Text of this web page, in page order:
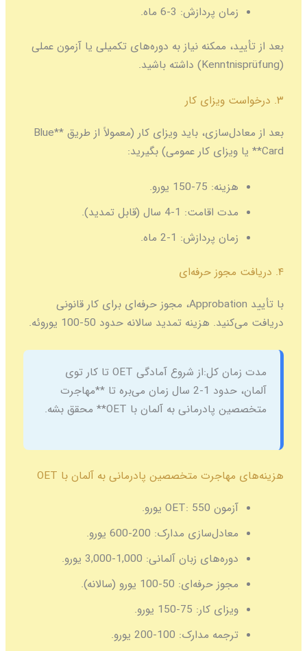
زمان پردازش:
بعد از تأیید، ممکنه نیاز به دوره‌های تکمیلی یا آزمون عملی
(Kenntnisprüfung) داشته باشید.
۳. درخواست ویزای کار
بعد از معادل‌سازی، باید ویزای کار (معمولاً از طریق **Blue
Card** یا ویزای کار عمومی) بگیرید:
هزینه:
مدت اقامت:
زمان پردازش:
۴. دریافت مجوز حرفه‌ای
با تأیید Approbation، مجوز حرفه‌ای برای کار قانونی
دریافت می‌کنید. هزینه تمدید سالانه حدود 50-100 یوروئه.
مدت زمان کل:
از شروع آمادگی OET تا کار توی
آلمان، حدود 1-2 سال زمان می‌بره تا **مهاجرت
متخصصین پادرمانی به آلمان با OET** محقق بشه.
هزینه‌های مهاجرت متخصصین پادرمانی به آلمان با OET
آزمون OET: 550 یورو.
معادل‌سازی مدارک:
دوره‌های زبان آلمانی:
مجوز حرفه‌ای:
ویزای کار:
ترجمه مدارک: